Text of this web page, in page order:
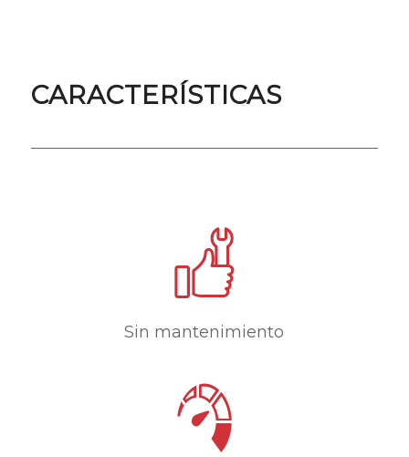
CARACTERÍSTICAS
Sin mantenimiento